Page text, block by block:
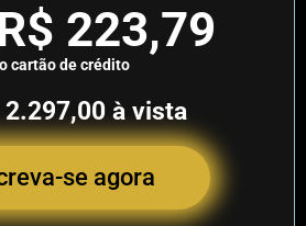
223,79
cartão de crédito
2.297,00 à vista
se agora